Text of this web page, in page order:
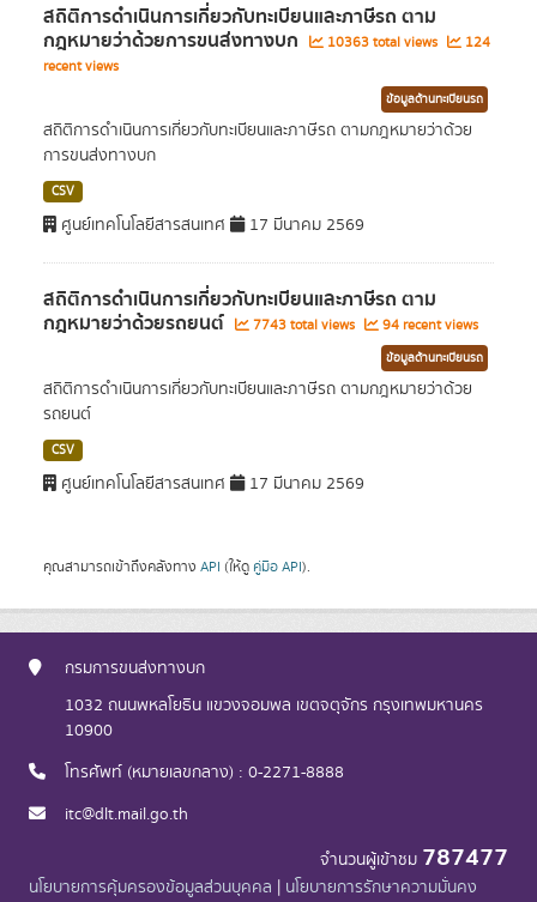
สถิติการดำเนินการเกี่ยวกับทะเบียนและภาษีรถ ตาม
กฎหมายว่าด้วยการขนส่งทางบก 10363 total views
124
recent views
ข้อมูลด้านทะเบียนรถ
สถิติการดำเนินการเกี่ยวกับทะเบียนและภาษีรถ ตามกฎหมายว่าด้วย
การขนส่งทางบก
CSV
ศูนย์เทคโนโลยีสารสนเทศ 17 มีนาคม 2569
สถิติการดำเนินการเกี่ยวกับทะเบียนและภาษีรถ ตาม
กฎหมายว่าด้วยรถยนต์ 7743 total views 94 recent views
ข้อมูลด้านทะเบียนรถ
สถิติการดำเนินการเกี่ยวกับทะเบียนและภาษีรถ ตามกฎหมายว่าด้วย
รถยนต์
CSV
ศูนย์เทคโนโลยีสารสนเทศ 17 มีนาคม 2569
คุณสามารถเข้าถึงคลังทาง API (ให้ดู คู่มือ API).
กรมการขนส่งทางบก
1032 ถนนพหลโยธิน แขวงจอมพล เขตจตุจักร กรุงเทพมหานคร
10900
โทรศัพท์ (หมายเลขกลาง) : 0-2271-8888
itc@dlt.mail.go.th
จำนวนผู้เข้าชม 787477
นโยบายการคุ้มครองข้อมูลส่วนบุคคล | นโยบายการรักษาความมั่นคง